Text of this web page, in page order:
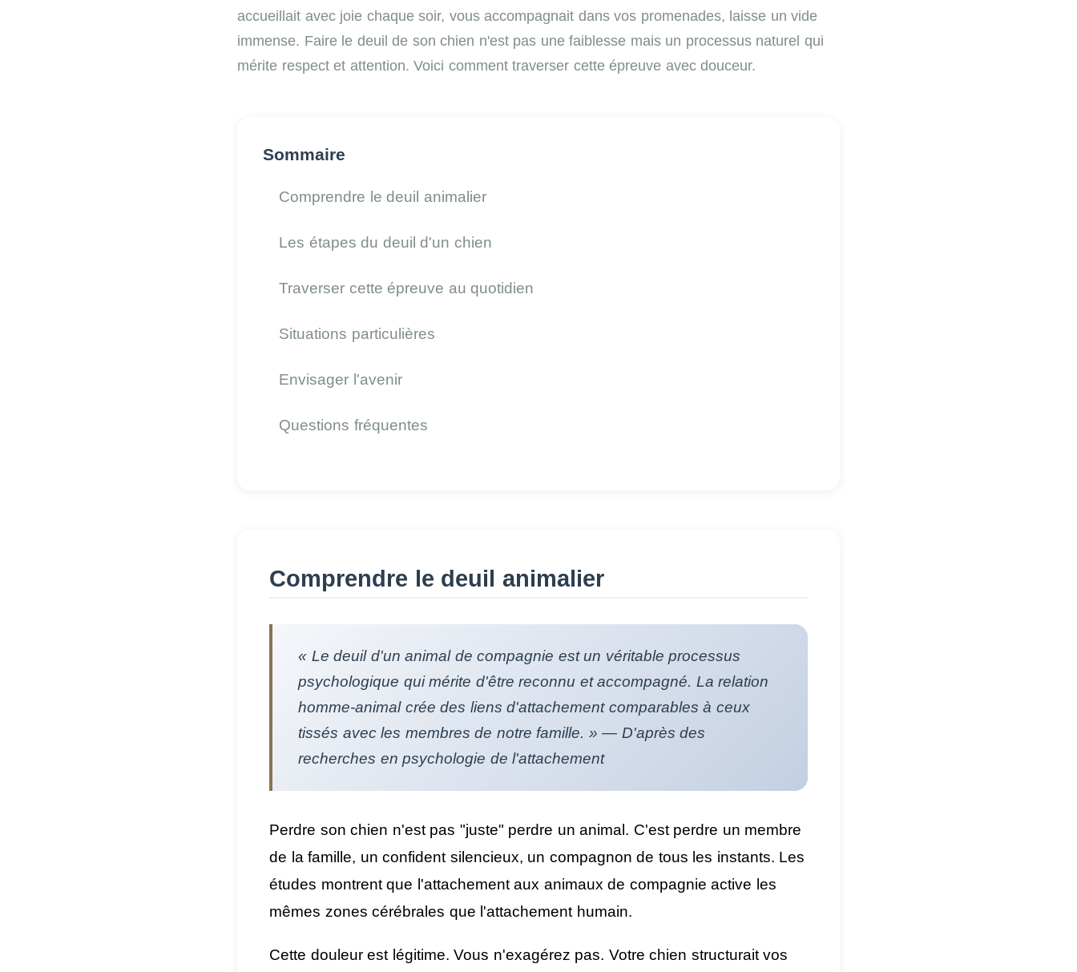
accueillait avec joie chaque soir, vous accompagnait dans vos promenades, laisse un vide
immense. Faire le deuil de son chien n'est pas une faiblesse mais un processus naturel qui
mérite respect et attention. Voici comment traverser cette épreuve avec douceur.
Sommaire
Comprendre le deuil animalier
Les étapes du deuil d'un chien
Traverser cette épreuve au quotidien
Situations particulières
Envisager l'avenir
Questions fréquentes
Comprendre le deuil animalier
« Le deuil d'un animal de compagnie est un véritable processus
psychologique qui mérite d'être reconnu et accompagné. La relation
homme-animal crée des liens d'attachement comparables à ceux
tissés avec les membres de notre famille. » — D'après des
recherches en psychologie de l'attachement
Perdre son chien n'est pas "juste" perdre un animal. C'est perdre un membre
de la famille, un confident silencieux, un compagnon de tous les instants. Les
études montrent que l'attachement aux animaux de compagnie active les
mêmes zones cérébrales que l'attachement humain.
Cette douleur est légitime. Vous n'exagérez pas. Votre chien structurait vos